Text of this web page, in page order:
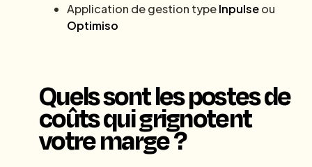
Application de gestion typeInpulseou
Optimiso
Quels sont les postes de
coûts qui grignotent
votre marge ?